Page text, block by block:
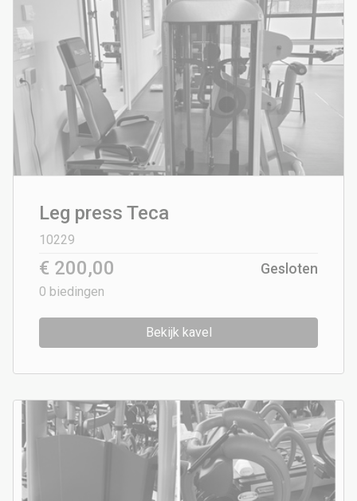
Leg press Teca
10229
€ 200,00
0 biedingen
Gesloten
Bekijk kavel